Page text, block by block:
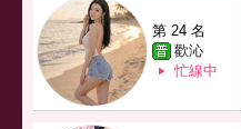
第 24 名
歡沁
忙線中